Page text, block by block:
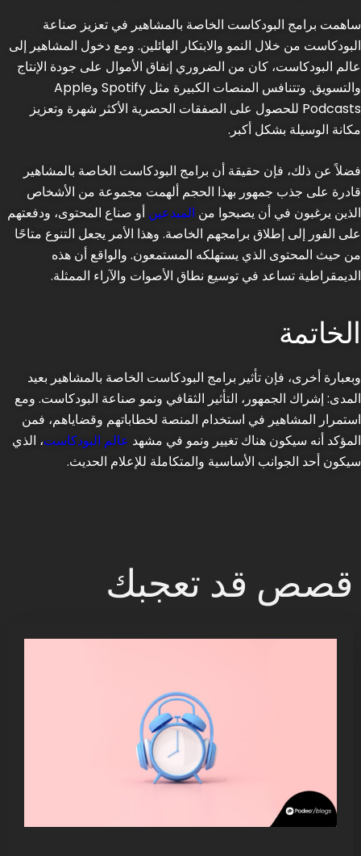
ساهمت برامج البودكاست الخاصة بالمشاهير في تعزيز صناعة
البودكاست من خلال النمو والابتكار الهائلين. ومع دخول المشاهير إلى
عالم البودكاست، كان من الضروري إنفاق الأموال على جودة الإنتاج
والتسويق. وتتنافس المنصات الكبيرة مثل Spotify وApple
Podcasts للحصول على الصفقات الحصرية الأكثر شهرة وتعزيز
مكانة الوسيلة بشكل أكبر.
فضلاً عن ذلك، فإن حقيقة أن برامج البودكاست الخاصة بالمشاهير
قادرة على جذب جمهور بهذا الحجم ألهمت مجموعة من الأشخاص
الذين يرغبون في أن يصبحوا من المبدعين أو صناع المحتوى، ودفعتهم
على الفور إلى إطلاق برامجهم الخاصة. وهذا الأمر يجعل التنوع متاحًا
من حيث المحتوى الذي يستهلكه المستمعون. والواقع أن هذه
الديمقراطية تساعد في توسيع نطاق الأصوات والآراء الممثلة.
الخاتمة
وبعبارة أخرى، فإن تأثير برامج البودكاست الخاصة بالمشاهير بعيد
المدى: إشراك الجمهور، التأثير الثقافي ونمو صناعة البودكاست. ومع
استمرار المشاهير في استخدام المنصة لخطاباتهم وقضاياهم، فمن
المؤكد أنه سيكون هناك تغيير ونمو في مشهد عالم البودكاست، الذي
سيكون أحد الجوانب الأساسية والمتكاملة للإعلام الحديث.
قصص قد تعجبك